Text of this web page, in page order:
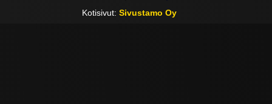
Kotisivut: Sivustamo Oy